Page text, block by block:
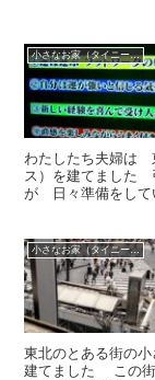
小さなお家（タイニーハウス）で暮らす
わたしたち夫婦は
ス）を建てました
が 日々準備をし
小さなお家（タイニーハウス）で暮らす
東北のとある街の
建てました この街